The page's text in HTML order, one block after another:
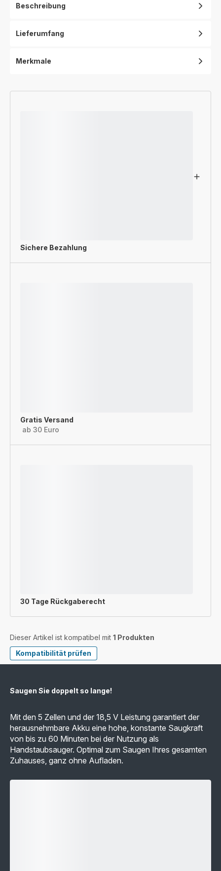
Beschreibung
Lieferumfang
Merkmale
Sichere Bezahlung
Gratis Versand
ab 30 Euro
30 Tage Rückgaberecht
Dieser Artikel ist kompatibel mit 1 Produkten
Kompatibilität prüfen
Saugen Sie doppelt so lange!
Mit den 5 Zellen und der 18,5 V Leistung garantiert der
herausnehmbare Akku eine hohe, konstante Saugkraft
von bis zu 60 Minuten bei der Nutzung als
Handstaubsauger. Optimal zum Saugen Ihres gesamten
Zuhauses, ganz ohne Aufladen.